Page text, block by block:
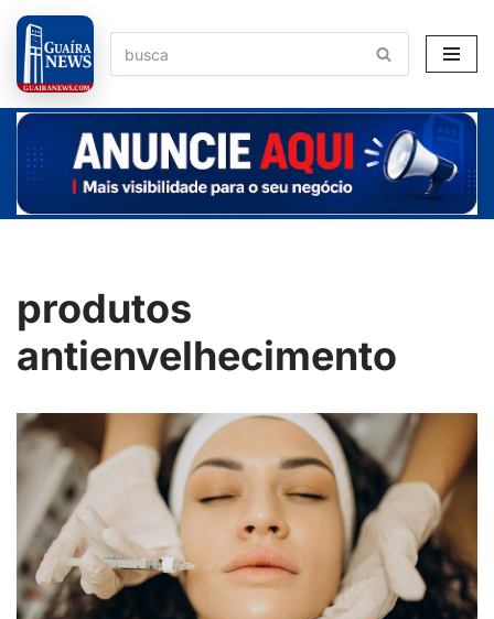
Pular
para
o
conteúdo
produtos
antienvelhecimento